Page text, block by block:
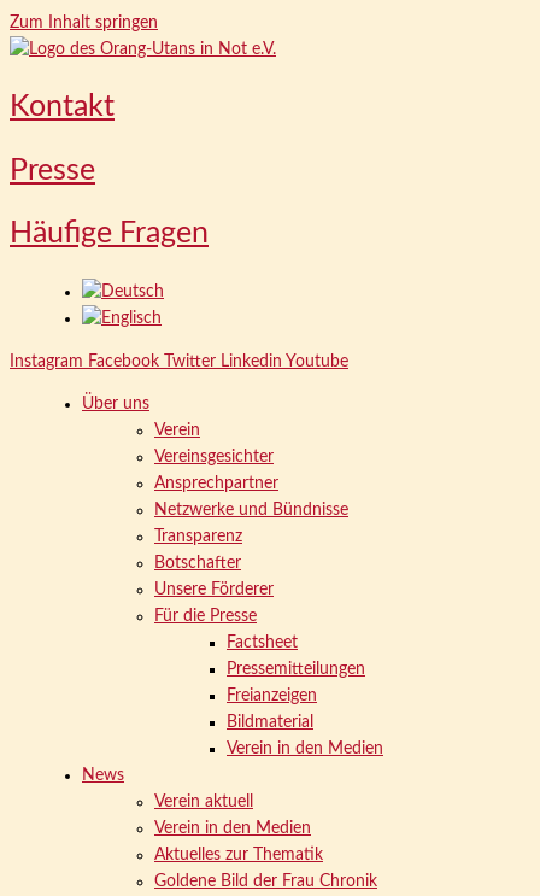
Zum Inhalt springen
Kontakt
Presse
Häufige Fragen
Instagram Facebook Twitter Linkedin Youtube
Über uns
Verein
Vereinsgesichter
Ansprechpartner
Netzwerke und Bündnisse
Transparenz
Botschafter
Unsere Förderer
Für die Presse
Factsheet
Pressemitteilungen
Freianzeigen
Bildmaterial
Verein in den Medien
News
Verein aktuell
Verein in den Medien
Aktuelles zur Thematik
Goldene Bild der Frau Chronik